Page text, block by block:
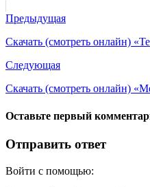
Предыдущая
Скачать (смотреть онлайн)
Следующая
Скачать (смотреть онлайн)
Оставьте первый
Отправить ответ
Войти с помощью: